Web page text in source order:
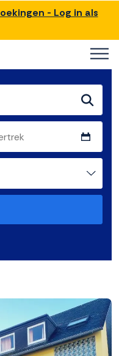
- Log in als